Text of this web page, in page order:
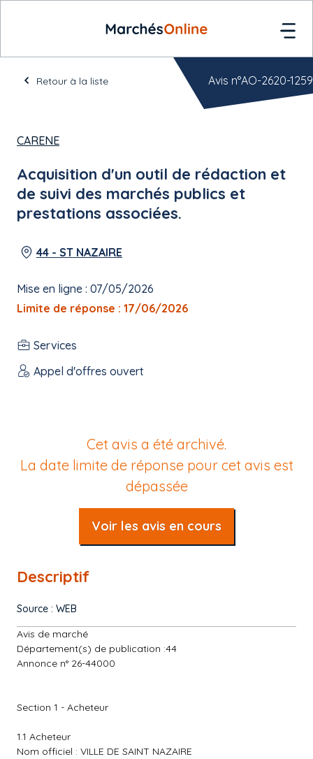
Retour à la liste
CARENE
Acquisition d'un outil de rédaction et
de suivi des marchés publics et
prestations associées.
44 - ST NAZAIRE
Mise en ligne : 07/05/2026
Limite de réponse : 17/06/2026
Services
Appel d'offres ouvert
Avis n°AO-2620-1259
Cet avis a été archivé.
La date limite de réponse pour cet avis est
dépassée
Voir les avis en cours
Descriptif
Source : WEB
Avis de marché
Département(s) de publication :44
Annonce n° 26-44000
Section 1 - Acheteur
1.1 Acheteur
Nom officiel : VILLE DE SAINT NAZAIRE